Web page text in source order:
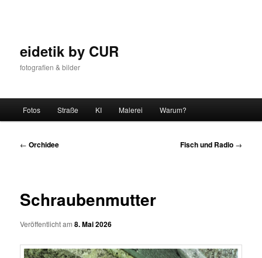
eidetik by CUR
fotografien & bilder
Fotos Straße KI Malerei Warum?
Beitrags-
← Orchidee Fisch und Radio →
Schraubenmutter
Veröffentlicht am8. Mai 2026